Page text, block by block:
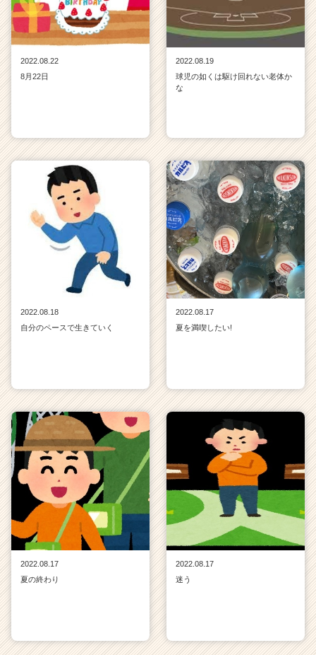
2022.08.22
8月22日
2022.08.19
球児の如くは駆け回れない老体か
な
2022.08.18
自分のペースで生きていく
2022.08.17
夏を満喫したい!
2022.08.17
夏の終わり
2022.08.17
迷う